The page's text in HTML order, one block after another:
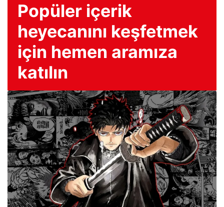
Popüler içerik
heyecanını keşfetmek
için hemen aramıza
katılın